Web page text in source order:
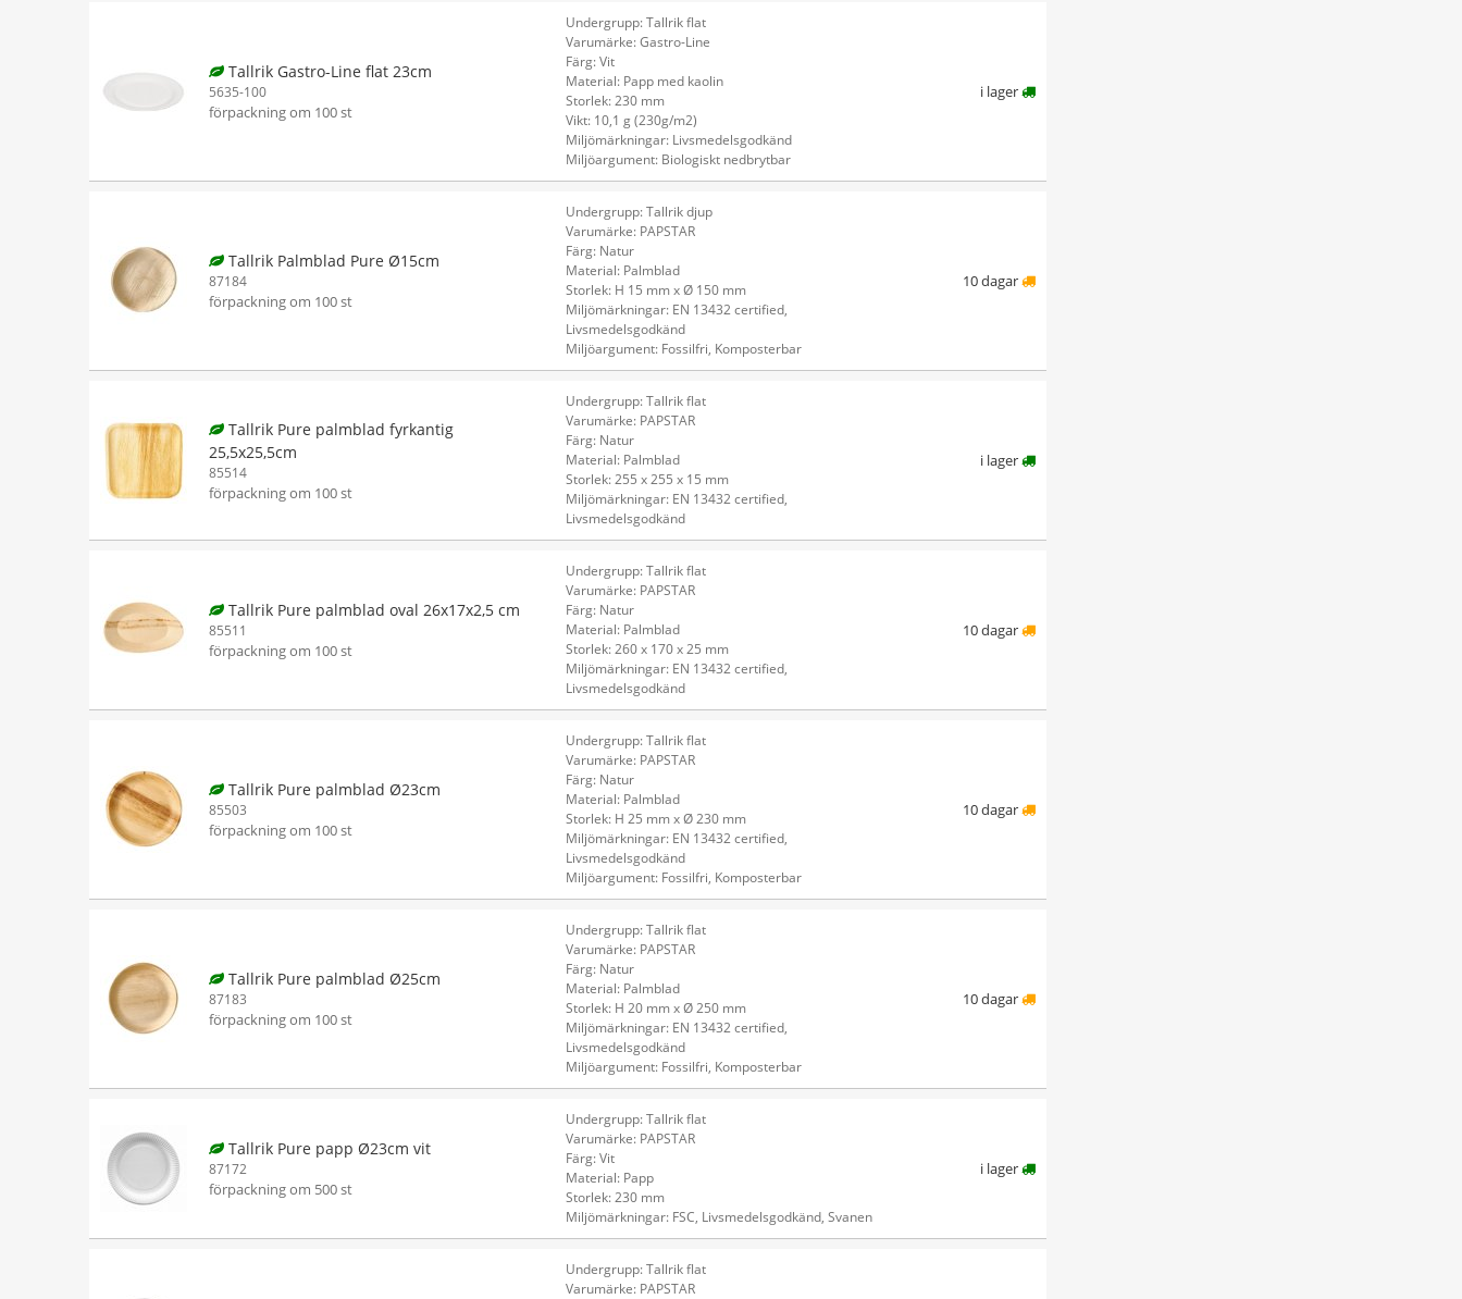
Tallrik Gastro-Line flat 23cm
5635-100
förpackning om 100 st
Undergrupp: Tallrik flat
Varumärke: Gastro-Line
Färg: Vit
Material: Papp med kaolin
Storlek: 230 mm
Vikt: 10,1 g (230g/m2)
Miljömärkningar: Livsmedelsgodkänd
Miljöargument: Biologiskt nedbrytbar
i lager
Tallrik Palmblad Pure Ø15cm
87184
förpackning om 100 st
Undergrupp: Tallrik djup
Varumärke: PAPSTAR
Färg: Natur
Material: Palmblad
Storlek: H 15 mm x Ø 150 mm
Miljömärkningar: EN 13432 certified,
Livsmedelsgodkänd
Miljöargument: Fossilfri, Komposterbar
10 dagar
Tallrik Pure palmblad fyrkantig
25,5x25,5cm
85514
förpackning om 100 st
Undergrupp: Tallrik flat
Varumärke: PAPSTAR
Färg: Natur
Material: Palmblad
Storlek: 255 x 255 x 15 mm
Miljömärkningar: EN 13432 certified,
Livsmedelsgodkänd
i lager
Tallrik Pure palmblad oval 26x17x2,5 cm
85511
förpackning om 100 st
Undergrupp: Tallrik flat
Varumärke: PAPSTAR
Färg: Natur
Material: Palmblad
Storlek: 260 x 170 x 25 mm
Miljömärkningar: EN 13432 certified,
Livsmedelsgodkänd
10 dagar
Tallrik Pure palmblad Ø23cm
85503
förpackning om 100 st
Undergrupp: Tallrik flat
Varumärke: PAPSTAR
Färg: Natur
Material: Palmblad
Storlek: H 25 mm x Ø 230 mm
Miljömärkningar: EN 13432 certified,
Livsmedelsgodkänd
Miljöargument: Fossilfri, Komposterbar
10 dagar
Tallrik Pure palmblad Ø25cm
87183
förpackning om 100 st
Undergrupp: Tallrik flat
Varumärke: PAPSTAR
Färg: Natur
Material: Palmblad
Storlek: H 20 mm x Ø 250 mm
Miljömärkningar: EN 13432 certified,
Livsmedelsgodkänd
Miljöargument: Fossilfri, Komposterbar
10 dagar
Tallrik Pure papp Ø23cm vit
87172
förpackning om 500 st
Undergrupp: Tallrik flat
Varumärke: PAPSTAR
Färg: Vit
Material: Papp
Storlek: 230 mm
Miljömärkningar: FSC, Livsmedelsgodkänd, Svanen
i lager
Undergrupp: Tallrik flat
Varumärke: PAPSTAR